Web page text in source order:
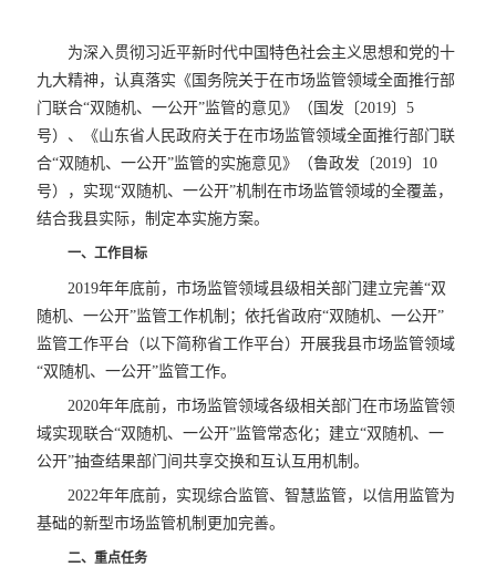
为深入贯彻习近平新时代中国特色社会主义思想和党的十
九大精神，认真落实《国务院关于在市场监管领域全面推行部
门联合“双随机、一公开”监管的意见》（国发〔2019〕5
号）、《山东省人民政府关于在市场监管领域全面推行部门联
合“双随机、一公开”监管的实施意见》（鲁政发〔2019〕10
号），实现“双随机、一公开”机制在市场监管领域的全覆盖，
结合我县实际，制定本实施方案。
一、工作目标
2019年年底前，市场监管领域县级相关部门建立完善“双
随机、一公开”监管工作机制；依托省政府“双随机、一公开”
监管工作平台（以下简称省工作平台）开展我县市场监管领域
“双随机、一公开”监管工作。
2020年年底前，市场监管领域各级相关部门在市场监管领
域实现联合“双随机、一公开”监管常态化；建立“双随机、一
公开”抽查结果部门间共享交换和互认互用机制。
2022年年底前，实现综合监管、智慧监管，以信用监管为
基础的新型市场监管机制更加完善。
二、重点任务